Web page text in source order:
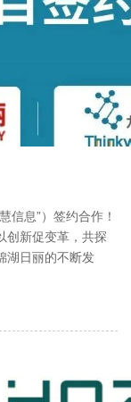
信息”）签约合作！
创新促变革，共探
湖日丽的不断发